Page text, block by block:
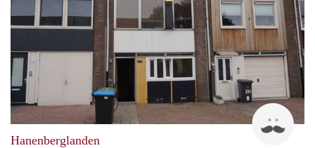
Hanenberglanden